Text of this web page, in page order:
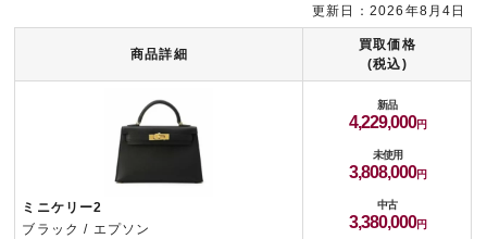
商品詳細
買取価格
(税込)
ミニケリー2
ブラック / エプソン
新品
4,229,000
未使用
3,808,000
中古
3,380,000
更新日：2026年8月4日